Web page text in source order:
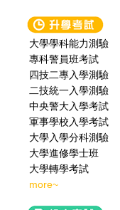
大學學科能力測驗
專科警員班考試
四技二專入學測驗
二技統一入學測驗
中央警大入學考試
軍事學校入學考試
大學入學分科測驗
大學進修學士班
大學轉學考試
more~